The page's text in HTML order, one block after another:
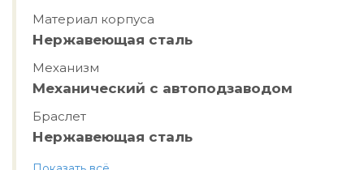
Материал корпуса
Нержавеющая сталь
Механизм
Механический с автоподзаводом
Браслет
Нержавеющая сталь